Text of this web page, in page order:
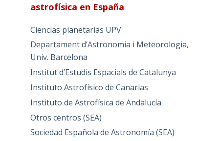
astrofísica en España
Ciencias planetarias UPV
Departament d’Astronomia i Meteorologia,
Univ. Barcelona
Institut d’Estudis Espacials de Catalunya
Instituto Astrofísico de Canarias
Instituto de Astrofísica de Andalucía
Otros centros (SEA)
Sociedad Española de Astronomía (SEA)